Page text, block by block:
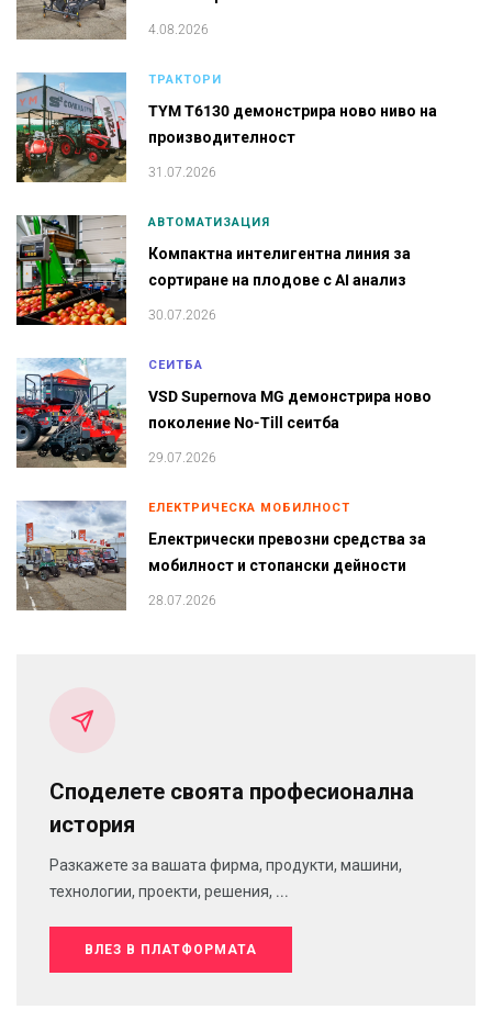
4.08.2026
ТРАКТОРИ
TYM T6130 демонстрира ново ниво на
производителност
31.07.2026
АВТОМАТИЗАЦИЯ
Компактна интелигентна линия за
сортиране на плодове с AI анализ
30.07.2026
СЕИТБА
VSD Supernova MG демонстрира ново
поколение No-Till сеитба
29.07.2026
ЕЛЕКТРИЧЕСКА МОБИЛНОСТ
Електрически превозни средства за
мобилност и стопански дейности
28.07.2026
Споделете своята професионална
история
Разкажете за вашата фирма, продукти, машини,
технологии, проекти, решения, ...
ВЛЕЗ В ПЛАТФОРМАТА